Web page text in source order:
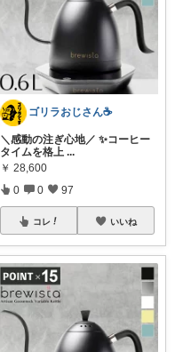
ゴリラおじさん☕️
＼感動の注ぎ心地／ ✨コーヒー
タイムを格上 ...
￥ 28,600
0 0 97
コレ いいね